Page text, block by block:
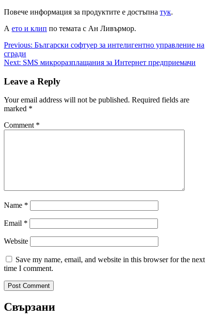
Повече информация за продуктите е достъпна тук.
А ето и клип по темата с Ан Ливърмор.
Post
navigation
Previous: Български софтуер за интелигентно управление на
сгради
Next: SMS микроразплащания за Интернет предприемачи
Leave a Reply
Your email address will not be published. Required fields are
marked *
Comment *
Name *
Email *
Website
Save my name, email, and website in this browser for the next
time I comment.
Свързани